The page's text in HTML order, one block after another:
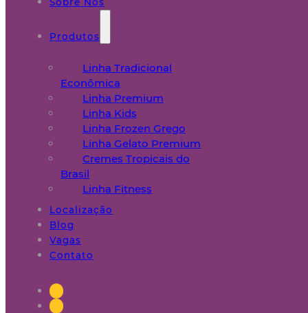
Produtos
Linha Tradicional
Econômica
Linha Premium
Linha Kids
Linha Frozen Grego
Linha Gelato Premium
Cremes Tropicais do
Brasil
Linha Fitness
Localização
Blog
Vagas
Contato